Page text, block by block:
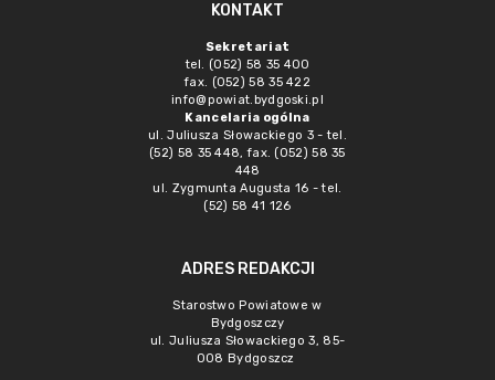
KONTAKT
Sekretariat
tel. (052) 58 35 400
fax. (052) 58 35 422
info@powiat.bydgoski.pl
Kancelaria ogólna
ul. Juliusza Słowackiego 3 - tel.
(52) 58 35 448, fax. (052) 58 35
448
ul. Zygmunta Augusta 16 - tel.
(52) 58 41 126
ADRES REDAKCJI
Starostwo Powiatowe w
Bydgoszczy
ul. Juliusza Słowackiego 3, 85-
008 Bydgoszcz